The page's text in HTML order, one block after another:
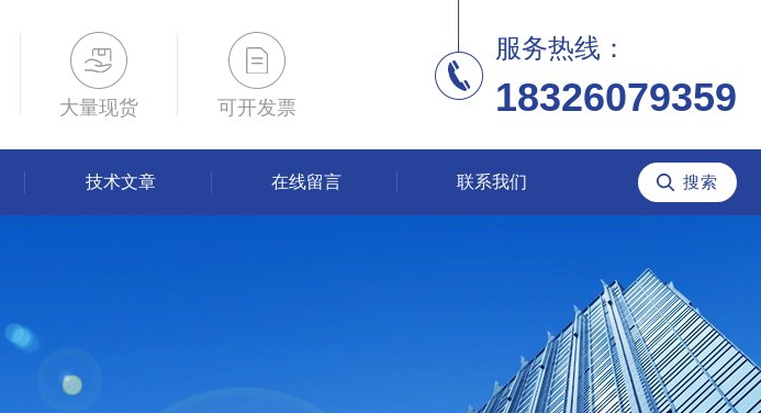
大量现货 可开发票
服务热线：
18326079359
技术文章 在线留言 联系我们